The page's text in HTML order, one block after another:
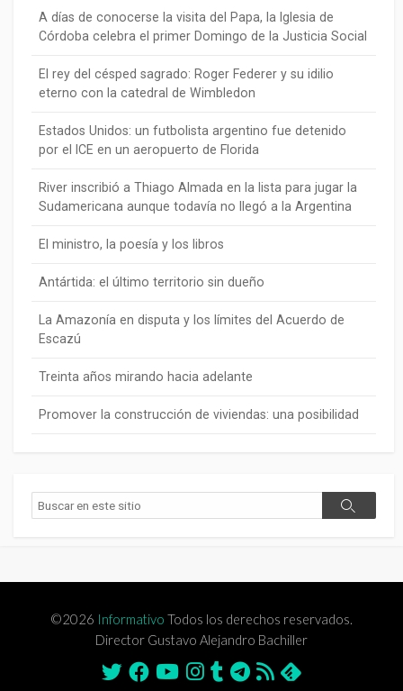
A días de conocerse la visita del Papa, la Iglesia de
Córdoba celebra el primer Domingo de la Justicia Social
El rey del césped sagrado: Roger Federer y su idilio
eterno con la catedral de Wimbledon
Estados Unidos: un futbolista argentino fue detenido
por el ICE en un aeropuerto de Florida
River inscribió a Thiago Almada en la lista para jugar la
Sudamericana aunque todavía no llegó a la Argentina
El ministro, la poesía y los libros
Antártida: el último territorio sin dueño
La Amazonía en disputa y los límites del Acuerdo de
Escazú
Treinta años mirando hacia adelante
Promover la construcción de viviendas: una posibilidad
Buscar
Buscar
©2026 Informativo Todos los derechos reservados.
Director Gustavo Alejandro Bachiller
TwitterFacebook
YoutubeInstagram
TumblrTelegram
FeedFeedly